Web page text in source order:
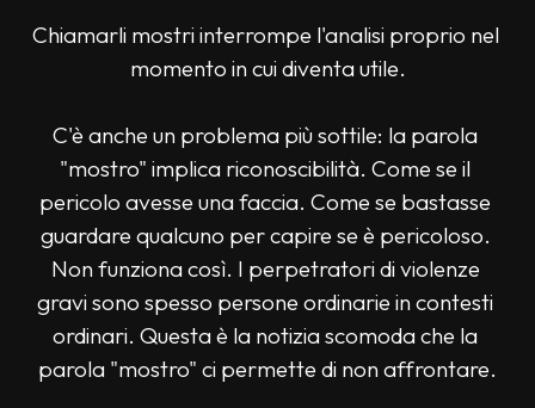
Chiamarli mostri interrompe l'analisi proprio nel
momento in cui diventa utile.
C'è anche un problema più sottile: la parola
"mostro" implica riconoscibilità. Come se il
pericolo avesse una faccia. Come se bastasse
guardare qualcuno per capire se è pericoloso.
Non funziona così. I perpetratori di violenze
gravi sono spesso persone ordinarie in contesti
ordinari. Questa è la notizia scomoda che la
parola "mostro" ci permette di non affrontare.